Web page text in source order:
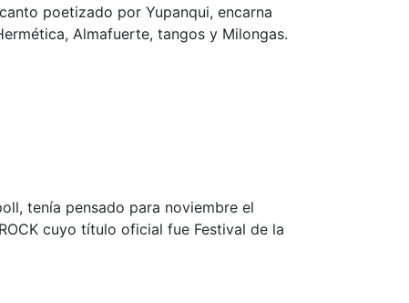
poetizado por Yupanqui, encarna
Almafuerte, tangos y Milongas.
tenía pensado para noviembre el
cuyo título oficial fue Festival de la